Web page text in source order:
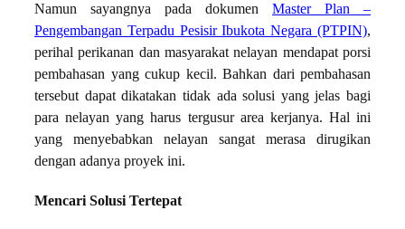
Namun sayangnya pada dokumen Master Plan –
Pengembangan Terpadu Pesisir Ibukota Negara (PTPIN),
perihal perikanan dan masyarakat nelayan mendapat porsi
pembahasan yang cukup kecil. Bahkan dari pembahasan
tersebut dapat dikatakan tidak ada solusi yang jelas bagi
para nelayan yang harus tergusur area kerjanya. Hal ini
yang menyebabkan nelayan sangat merasa dirugikan
dengan adanya proyek ini.
Mencari Solusi Tertepat